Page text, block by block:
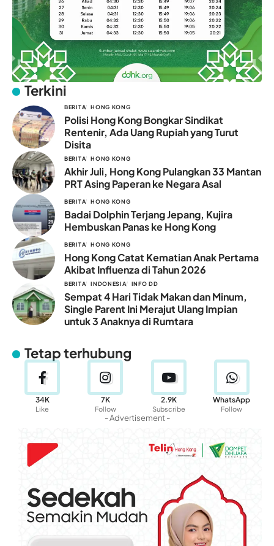
Terkini
BERITA HONG KONG
Polisi Hong Kong Bongkar Sindikat
Rentenir, Ada Uang Rupiah yang Turut
Disita
BERITA HONG KONG
Akhir Juli, Hong Kong Pulangkan 33 Mantan
PRT Asing Paperan ke Negara Asal
BERITA HONG KONG
Badai Dolphin Terjang Jepang, Kujira
Hembuskan Panas ke Hong Kong
BERITA HONG KONG
Hong Kong Catat Kematian Anak Pertama
Akibat Influenza di Tahun 2026
BERITA INDONESIA INFO DD
Sempat 4 Hari Tidak Makan dan Minum,
Single Parent Ini Merajut Ulang Impian
untuk 3 Anaknya di Rumtara
Tetap terhubung
34K
Like
7K
Follow
2.9K
Subscribe
WhatsApp
Follow
- Advertisement -